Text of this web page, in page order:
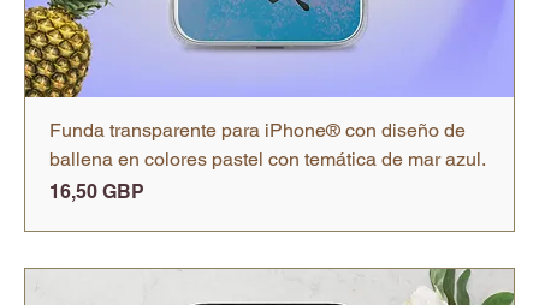
Funda transparente para iPhone® con diseño de
ballena en colores pastel con temática de mar azul.
Precio
16,50 GBP